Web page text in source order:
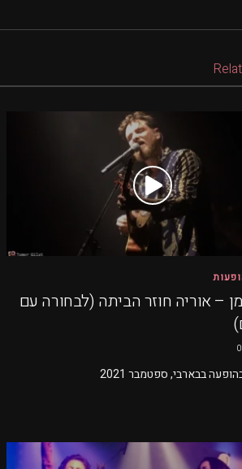
– אוריה חוזר הביתה (לבחורה עם
בבארבי, ספטמבר 2021